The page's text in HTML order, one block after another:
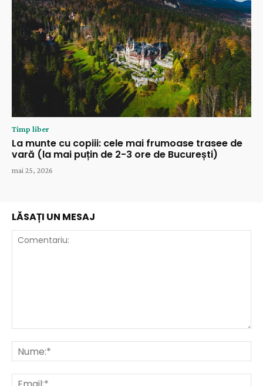
Timp liber
La munte cu copiii: cele mai frumoase trasee de
vară (la mai puțin de 2-3 ore de București)
mai 25, 2026
LĂSAȚI UN MESAJ